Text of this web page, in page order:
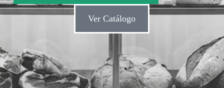
Ver Catálogo